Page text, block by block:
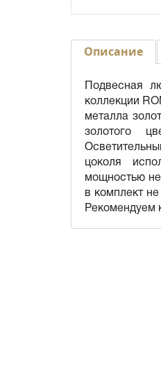
Описание
Подвесная
коллекции
металла
золотого
цоколя
мощностью
в комплект
Рекомендуем